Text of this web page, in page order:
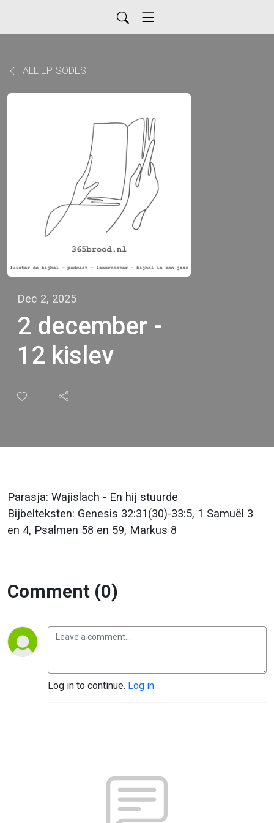
ALL EPISODES
Dec 2, 2025
2 december -
12 kislev
Parasja: Wajislach - En hij stuurde
Bijbelteksten: Genesis 32:31(30)-33:5, 1 Samuël 3
en 4, Psalmen 58 en 59, Markus 8
Comment (0)
Log in to continue. Log in